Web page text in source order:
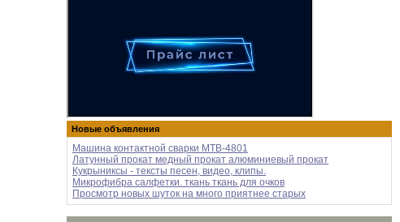
Новые объявления
Машина контактной сварки МТВ-4801
Латунный прокат медный прокат алюминиевый прокат
Кукрыниксы - тексты песен, видео, клипы.
Микрофибра салфетки. ткань ткань для очков
Просмотр новых шуток на много приятнее старых